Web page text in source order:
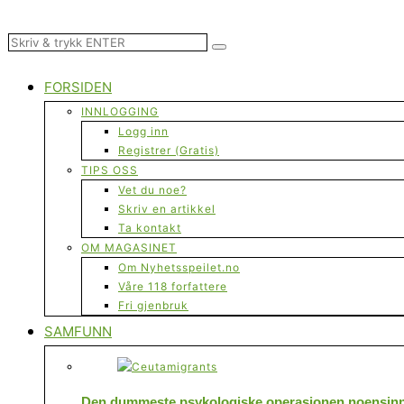
FORSIDEN
INNLOGGING
Logg inn
Registrer (Gratis)
TIPS OSS
Vet du noe?
Skriv en artikkel
Ta kontakt
OM MAGASINET
Om Nyhetsspeilet.no
Våre 118 forfattere
Fri gjenbruk
SAMFUNN